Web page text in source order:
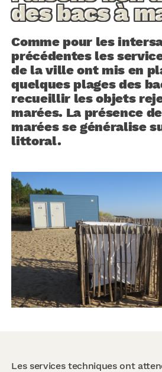
des bacs à
Comme pour les
précédentes les
de la ville ont mis en
quelques plages des
recueillir les objets
marées. La présence
marées se généralise
littoral.
Les services techniques ont